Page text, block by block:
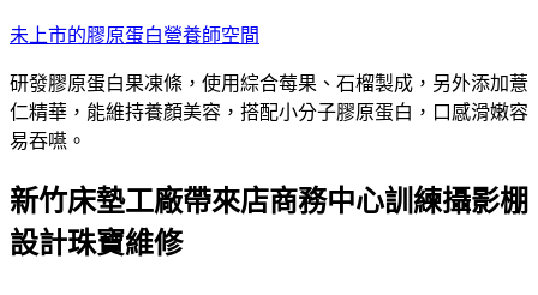
跳
主
要
內
未上市的膠原蛋白營養師空間
研發膠原蛋白果凍條，使用綜合莓果、石榴製成，另外添加薏
仁精華，能維持養顏美容，搭配小分子膠原蛋白，口感滑嫩容
易吞嚥。
新竹床墊工廠帶來店商務中心訓練攝影棚
設計珠寶維修